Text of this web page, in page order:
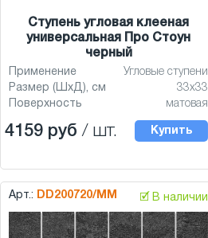
Ступень угловая клееная
универсальная Про Стоун
черный
Применение
Угловые ступени
Размер (ШхД), см
33x33
Поверхность
матовая
4159 руб / шт. Купить
Арт.: DD200720/MM 🗹 В наличии